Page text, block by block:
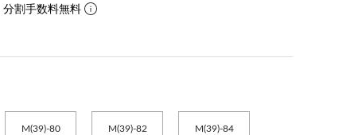
分割手数料無料
M(39)-80 M(39)-82 M(39)-84